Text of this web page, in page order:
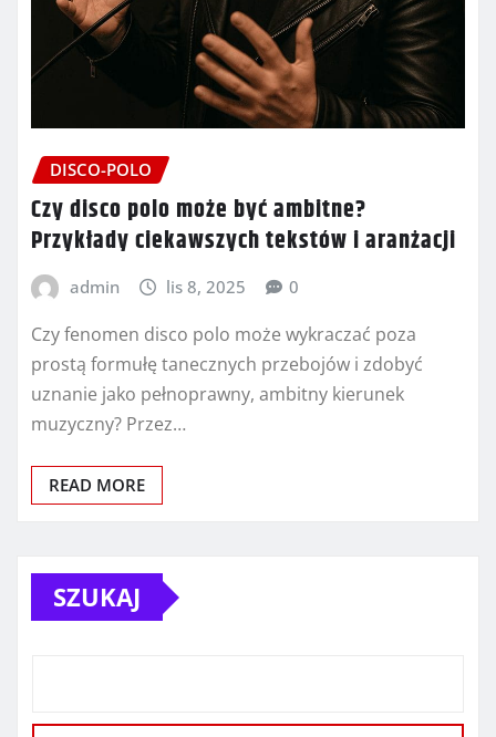
DISCO-POLO
Czy disco polo może być ambitne?
Przykłady ciekawszych tekstów i aranżacji
admin lis 8, 2025 0
Czy fenomen disco polo może wykraczać poza
prostą formułę tanecznych przebojów i zdobyć
uznanie jako pełnoprawny, ambitny kierunek
muzyczny? Przez…
READ MORE
SZUKAJ